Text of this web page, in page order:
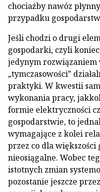
chociażby nawóz
przypadku
Jeśli chodzi o drugi
gospodarki, czyli
jedynym rozwiązaniem
„tymczasowości”
praktyki. W kwestii
wykonania pracy,
formie elektryczności
gospodarstwie, to
wymagające z kolei
przez co dla większości
nieosiągalne. Wobec
istotnych zmian
pozostanie jeszcze